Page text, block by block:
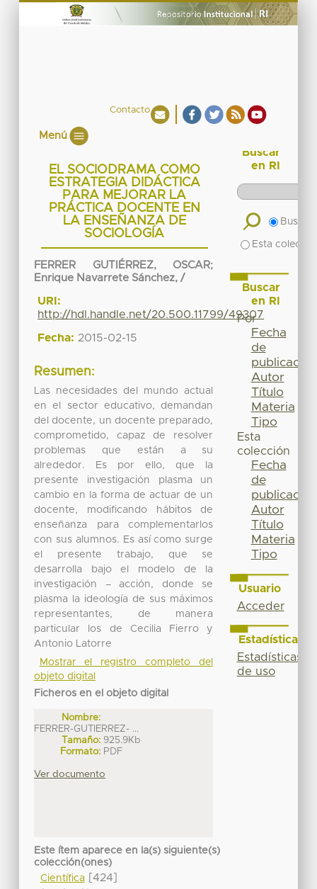
Contacto
Menú
EL SOCIODRAMA COMO
ESTRATEGIA DIDÁCTICA
PARA MEJORAR LA
PRÁCTICA DOCENTE EN
LA ENSEÑANZA DE
SOCIOLOGÍA
FERRER GUTIÉRREZ, OSCAR;
Enrique Navarrete Sánchez, /
URI:
http://hdl.handle.net/20.500.11799/49307
Fecha: 2015-02-15
Resumen:
Las necesidades del mundo actual
en el sector educativo, demandan
del docente, un docente preparado,
comprometido, capaz de resolver
problemas que están a su
alrededor. Es por ello, que la
presente investigación plasma un
cambio en la forma de actuar de un
docente, modificando hábitos de
enseñanza para complementarlos
con sus alumnos. Es así como surge
el presente trabajo, que se
desarrolla bajo el modelo de la
investigación – acción, donde se
plasma la ideología de sus máximos
representantes, de manera
particular los de Cecilia Fierro y
Antonio Latorre
Mostrar el registro completo del
objeto digital
Ficheros en el objeto digital
Nombre:
FERRER-GUTIERREZ- ...
Tamaño: 925.9Kb
Formato: PDF
Ver documento
Este ítem aparece en la(s) siguiente(s)
colección(ones)
Científica[424]
Buscar
en RI
Buscar
Esta
Buscar
en RI
Por
Fecha
de
publicación
Autor
Título
Materia
Tipo
Esta
colección
Fecha
de
publicación
Autor
Título
Materia
Tipo
Usuario
Acceder
Estadísticas
Estadísticas
de uso